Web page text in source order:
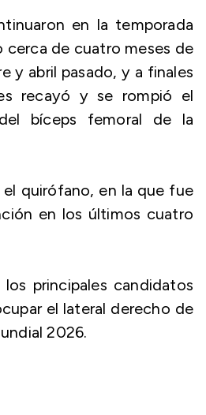
en la temporada
de cuatro meses de
y abril pasado, y a finales
recayó y se rompió el
bíceps femoral de la
el quirófano, en la que fue
en los últimos cuatro
principales candidatos
el lateral derecho de
2026.